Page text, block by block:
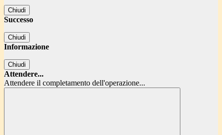
Chiudi
Successo
Chiudi
Informazione
Chiudi
Attendere...
Attendere il completamento dell'operazione...